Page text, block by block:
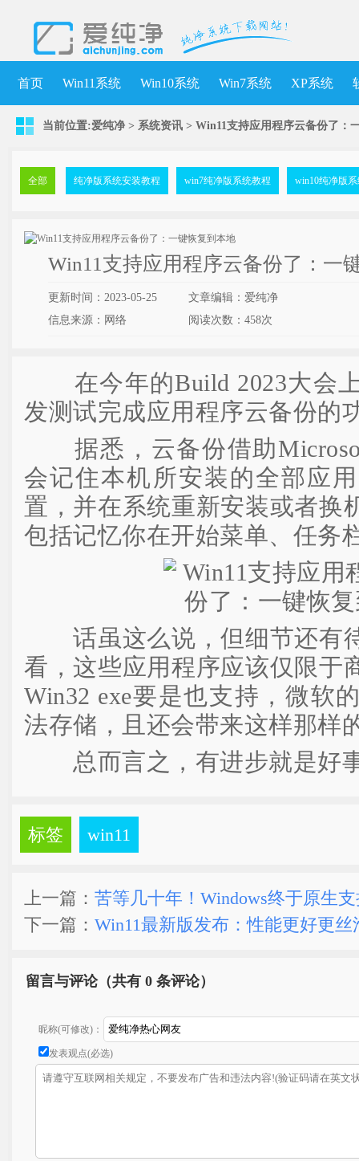
首页 Win11系统 Win10系统 Win7系统 XP系统
当前位置:爱纯净 > 系统资讯 > Win11支持应用程序云备份了：
全部 纯净版系统安装教程 win7纯净版系统教程 win10纯净版
Win11支持应用程序云备份了：一
更新时间：2023-05-25
文章编辑：爱纯净
信息来源：网络
阅读次数： 458次
在今年的Build 2023大会
发测试完成应用程序云备份的
据悉，云备份借助
会记住本机所安装的全部应
置，并在系统重新安装或者换
包括记忆你在开始菜单、任务
话虽这么说，但细节还有
看，这些应用程序应该仅限于
Win32 exe要是也支持，微软
法存储，且还会带来这样那样
总而言之，有进步就是好
标签 win11
上一篇： 苦等几十年！Windows终于原生
下一篇： Win11最新版发布：性能更好更丝
留言与评论（共有 0 条评论）
昵称(可修改)：
发表观点(必选)